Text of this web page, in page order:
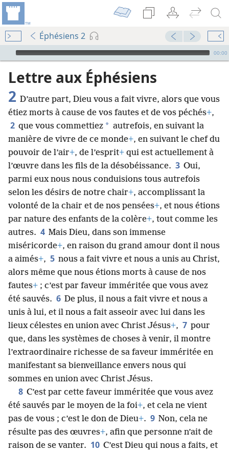
Éphésiens 2
Audio Player
00:00
Lettre aux Éphésiens
2 D’autre part, Dieu vous a fait vivre, alors que vous
étiez morts à cause de vos fautes et de vos péchés+,
2 que vous commettiez * autrefois, en suivant la
manière de vivre de ce monde+, en suivant le chef du
pouvoir de l’air+, de l’esprit+ qui est actuellement à
l’œuvre dans les fils de la désobéissance. 3 Oui,
parmi eux nous nous conduisions tous autrefois
selon les désirs de notre chair+, accomplissant la
volonté de la chair et de nos pensées+, et nous étions
par nature des enfants de la colère+, tout comme les
autres. 4 Mais Dieu, dans son immense
miséricorde+, en raison du grand amour dont il nous
a aimés+, 5 nous a fait vivre et nous a unis au Christ,
alors même que nous étions morts à cause de nos
fautes+ ; c’est par faveur imméritée que vous avez
été sauvés. 6 De plus, il nous a fait vivre et nous a
unis à lui, et il nous a fait asseoir avec lui dans les
lieux célestes en union avec Christ Jésus+, 7 pour
que, dans les systèmes de choses à venir, il montre
l’extraordinaire richesse de sa faveur imméritée en
manifestant sa bienveillance envers nous qui
sommes en union avec Christ Jésus.
8 C’est par cette faveur imméritée que vous avez
été sauvés par le moyen de la foi+, et cela ne vient
pas de vous ; c’est le don de Dieu+. 9 Non, cela ne
résulte pas des œuvres+, afin que personne n’ait de
raison de se vanter. 10 C’est Dieu qui nous a faits, et